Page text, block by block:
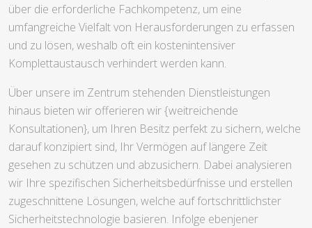
über die erforderliche Fachkompetenz, um eine
umfangreiche Vielfalt von Herausforderungen zu erfassen
und zu lösen, weshalb oft ein kostenintensiver
Komplettaustausch verhindert werden kann.
Über unsere im Zentrum stehenden Dienstleistungen
hinaus bieten wir offerieren wir {weitreichende
Konsultationen}, um Ihren Besitz perfekt zu sichern, welche
darauf konzipiert sind, Ihr Vermögen auf längere Zeit
gesehen zu schützen und abzusichern. Dabei analysieren
wir Ihre spezifischen Sicherheitsbedürfnisse und erstellen
zugeschnittene Lösungen, welche auf fortschrittlichster
Sicherheitstechnologie basieren. Infolge ebenjener